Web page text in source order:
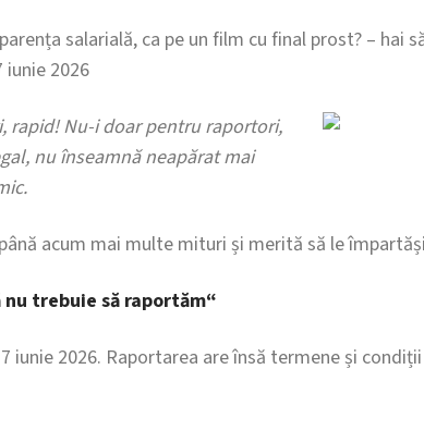
salarială, ca pe un film cu final prost? – hai
iunie 2026
rapid!Nu-i doar pentru raportori,
nu înseamnă neapărat mai
acum mai multe mituri și merită să le
trebuie să raportăm“
iunie 2026. Raportarea are însă termene și